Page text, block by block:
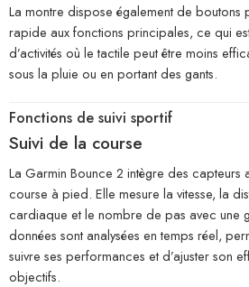
La montre dispose également de boutons
rapide aux fonctions principales, ce qui
d’activités où le tactile peut être moins
sous la pluie ou en portant des gants.
Fonctions de suivi sportif
Suivi de la course
La Garmin Bounce 2 intègre des capteurs
course à pied. Elle mesure la vitesse, la
cardiaque et le nombre de pas avec une
données sont analysées en temps réel,
suivre ses performances et d’ajuster son
objectifs.